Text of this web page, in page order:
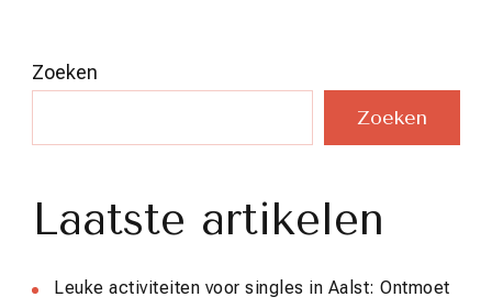
Zoeken
Zoeken
Laatste artikelen
Leuke activiteiten voor singles in Aalst: Ontmoet